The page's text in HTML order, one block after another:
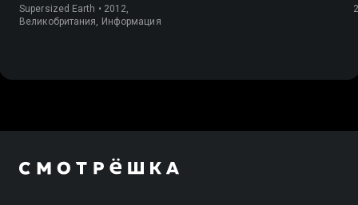
Supersized Earth • 2012,
Великобритания, Информация